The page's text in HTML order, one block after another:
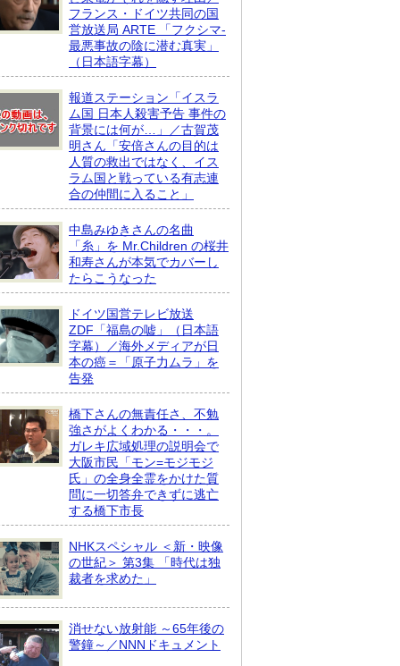
フランス・ドイツ共同の国
営放送局 ARTE 「フクシマ-
最悪事故の陰に潜む真実」
（日本語字幕）
報道ステーション「イスラ
ム国 日本人殺害予告 事件の
背景には何が…」／古賀茂
明さん「安倍さんの目的は
人質の救出ではなく、イス
ラム国と戦っている有志連
合の仲間に入ること」
中島みゆきさんの名曲
「糸」を Mr.Children の桜井
和寿さんが本気でカバーし
たらこうなった
ドイツ国営テレビ放送
ZDF「福島の嘘」（日本語
字幕）／海外メディアが日
本の癌＝「原子力ムラ」を
告発
橋下さんの無責任さ、不勉
強さがよくわかる・・・。
ガレキ広域処理の説明会で
大阪市民「モン=モジモジ
氏」の全身全霊をかけた質
問に一切答弁できずに逃亡
する橋下市長
NHKスペシャル ＜新・映像
の世紀＞ 第3集 「時代は独
裁者を求めた」
消せない放射能 ～65年後の
警鐘～／NNNドキュメント